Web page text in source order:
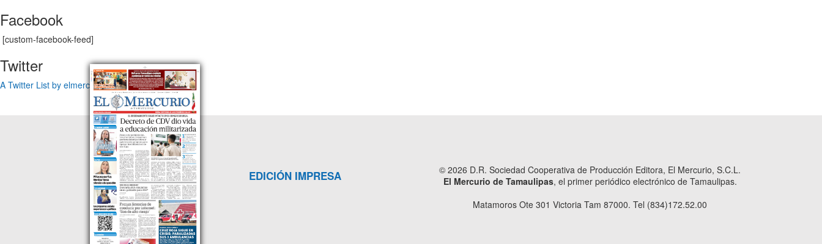
Facebook
[custom-facebook-feed]
Twitter
A Twitter List by elmercuriotam
EDICIÓN IMPRESA
© 2026 D.R. Sociedad Cooperativa de Producción Editora, El Mercurio, S.C.L.
El Mercurio de Tamaulipas, el primer periódico electrónico de Tamaulipas.
Matamoros Ote 301 Victoria Tam 87000. Tel (834)172.52.00